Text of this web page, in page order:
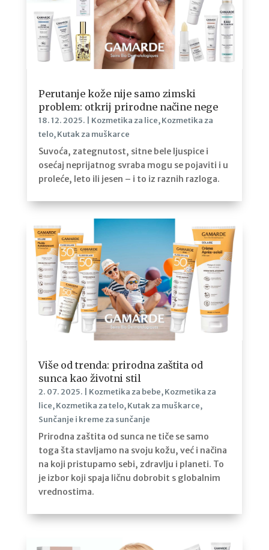
Perutanje kože nije samo zimski
problem: otkrij prirodne načine nege
18. 12. 2025. Kozmetika za lice,Kozmetika za
telo,Kutak za muškarce
Suvoća, zategnutost, sitne bele ljuspice i
osećaj neprijatnog svraba mogu se pojaviti i u
proleće, leto ili jesen – i to iz raznih razloga.
Više od trenda: prirodna zaštita od
sunca kao životni stil
2. 07. 2025. Kozmetika za bebe,Kozmetika za
lice,Kozmetika za telo,Kutak za muškarce,
Sunčanje i kreme za sunčanje
Prirodna zaštita od sunca ne tiče se samo
toga šta stavljamo na svoju kožu, već i načina
na koji pristupamo sebi, zdravlju i planeti. To
je izbor koji spaja ličnu dobrobit s globalnim
vrednostima.